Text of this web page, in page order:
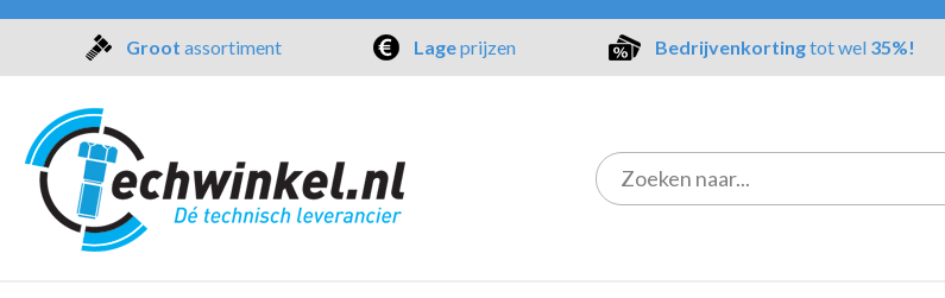
Groot assortiment Lageprijzen Bedrijvenkortingtot wel 35%!